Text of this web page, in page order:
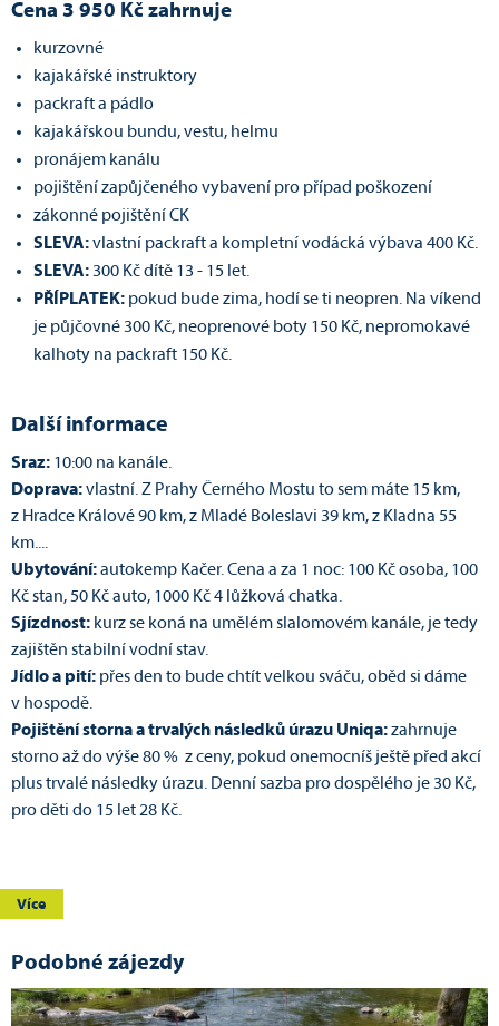
Cena 3 950 Kč zahrnuje
kurzovné
kajakářské instruktory
packraft a pádlo
kajakářskou bundu, vestu, helmu
pronájem kanálu
pojištění zapůjčeného vybavení pro případ poškození
zákonné pojištění CK
SLEVA:vlastní packraft a kompletní vodácká výbava 400 Kč.
SLEVA:300 Kč dítě 13 - 15 let.
PŘÍPLATEK: pokud bude zima, hodí se ti neopren. Na víkend
je půjčovné 300 Kč, neoprenové boty 150 Kč, nepromokavé
kalhoty na packraft 150 Kč.
Další informace
Sraz: 10:00 na kanále.
Doprava:vlastní. Z Prahy Černého Mostu to sem máte 15 km,
z Hradce Králové 90 km, z Mladé Boleslavi 39 km, z Kladna 55
km....
Ubytování:autokemp Kačer. Cena a za 1 noc: 100 Kč osoba, 100
Kč stan, 50 Kč auto, 1000 Kč 4 lůžková chatka.
Sjízdnost: kurz se koná na umělém slalomovém kanále, je tedy
zajištěn stabilní vodní stav.
Jídlo a pití: přes den to bude chtít velkou sváču, oběd si dáme
v hospodě.
Pojištění storna a trvalých následků úrazu Uniqa:zahrnuje
storno až do výše 80 % z ceny, pokud onemocníš ještě před akcí
plus trvalé následky úrazu. Denní sazba pro dospělého je 30 Kč,
pro děti do 15 let 28 Kč.
Více
Podobné zájezdy